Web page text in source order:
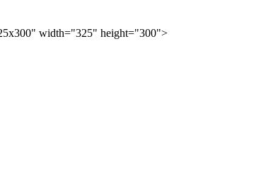
width="325" height="300">